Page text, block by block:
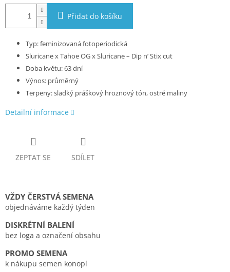
Přidat do košíku
Typ: feminizovaná fotoperiodická
Sluricane x Tahoe OG x Sluricane – Dip n’ Stix cut
Doba květu: 63 dní
Výnos: průměrný
Terpeny: sladký práškový hroznový tón, ostré maliny
Detailní informace
ZEPTAT SE SDÍLET
VŽDY ČERSTVÁ SEMENA
objednáváme každý týden
DISKRÉTNÍ BALENÍ
bez loga a označení obsahu
PROMO SEMENA
k nákupu semen konopí